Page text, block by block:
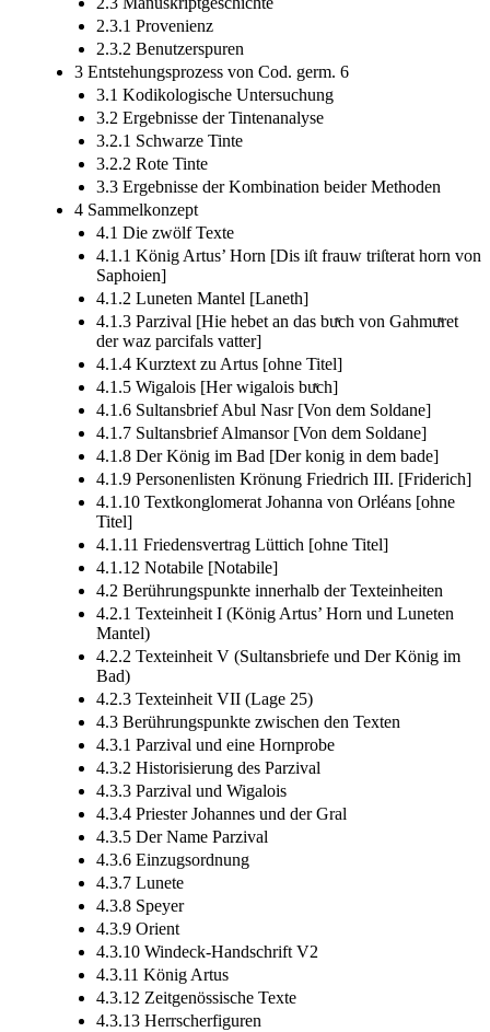
2.3.1 Provenienz
2.3.2 Benutzerspuren
3 Entstehungsprozess von Cod. germ. 6
3.1 Kodikologische Untersuchung
3.2 Ergebnisse der Tintenanalyse
3.2.1 Schwarze Tinte
3.2.2 Rote Tinte
3.3 Ergebnisse der Kombination beider Methoden
4 Sammelkonzept
4.1 Die zwölf Texte
4.1.1 König Artus’ Horn [Dis iſt frauw triſterat horn von
Saphoien]
4.1.2 Luneten Mantel [Laneth]
4.1.3 Parzival [Hie hebet an das buͯch von Gahmuͯret
der waz parcifals vatter]
4.1.4 Kurztext zu Artus [ohne Titel]
4.1.5 Wigalois [Her wigalois buͯch]
4.1.6 Sultansbrief Abul Nasr [Von dem Soldane]
4.1.7 Sultansbrief Almansor [Von dem Soldane]
4.1.8 Der König im Bad [Der konig in dem bade]
4.1.9 Personenlisten Krönung Friedrich III. [Friderich]
4.1.10 Textkonglomerat Johanna von Orléans [ohne
Titel]
4.1.11 Friedensvertrag Lüttich [ohne Titel]
4.1.12 Notabile [Notabile]
4.2 Berührungspunkte innerhalb der Texteinheiten
4.2.1 Texteinheit I (König Artus’ Horn und Luneten
Mantel)
4.2.2 Texteinheit V (Sultansbriefe und Der König im
Bad)
4.2.3 Texteinheit VII (Lage 25)
4.3 Berührungspunkte zwischen den Texten
4.3.1 Parzival und eine Hornprobe
4.3.2 Historisierung des Parzival
4.3.3 Parzival und Wigalois
4.3.4 Priester Johannes und der Gral
4.3.5 Der Name Parzival
4.3.6 Einzugsordnung
4.3.7 Lunete
4.3.8 Speyer
4.3.9 Orient
4.3.10 Windeck-Handschrift V2
4.3.11 König Artus
4.3.12 Zeitgenössische Texte
4.3.13 Herrscherfiguren